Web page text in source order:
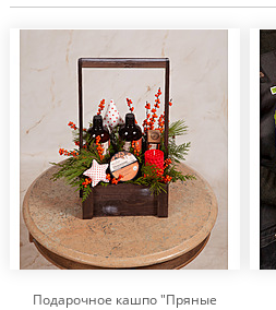
Подарочное кашпо "Пряные